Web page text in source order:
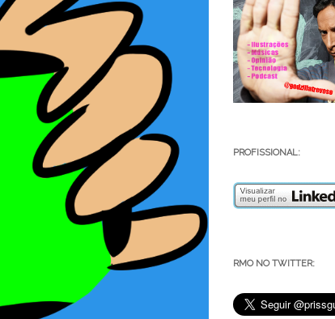
PROFISSIONAL:
RMO NO TWITTER: